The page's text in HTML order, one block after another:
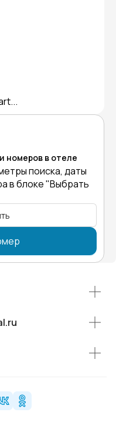
номеров в отеле
поиска, даты
в блоке "Выбрать